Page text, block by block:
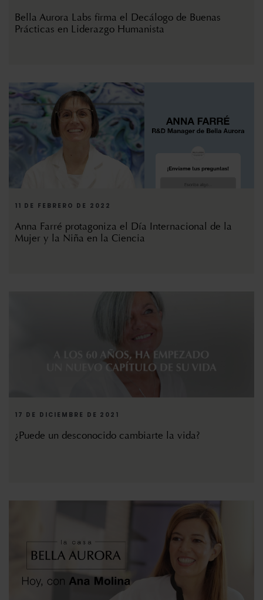
Bella Aurora Labs firma el Decálogo de Buenas
Prácticas en Liderazgo Humanista
11 DE FEBRERO DE 2022
Anna Farré protagoniza el Día Internacional de la
Mujer y la Niña en la Ciencia
17 DE DICIEMBRE DE 2021
¿Puede un desconocido cambiarte la vida?